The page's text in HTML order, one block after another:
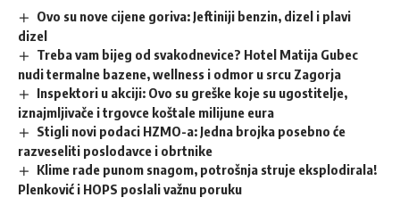
Ovo su nove cijene goriva: Jeftiniji benzin, dizel i plavi
dizel
Treba vam bijeg od svakodnevice? Hotel Matija Gubec
nudi termalne bazene, wellness i odmor u srcu Zagorja
Inspektori u akciji: Ovo su greške koje su ugostitelje,
iznajmljivače i trgovce koštale milijune eura
Stigli novi podaci HZMO-a: Jedna brojka posebno će
razveseliti poslodavce i obrtnike
Klime rade punom snagom, potrošnja struje eksplodirala!
Plenković i HOPS poslali važnu poruku